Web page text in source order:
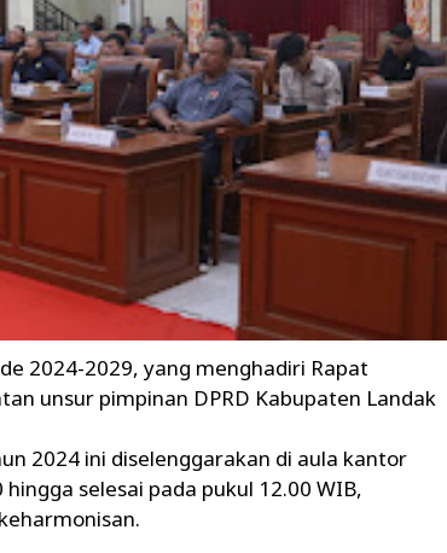
2024-2029, yang menghadiri Rapat
unsur pimpinan DPRD Kabupaten Landak
2024 ini diselenggarakan di aula kantor
selesai pada pukul 12.00 WIB,